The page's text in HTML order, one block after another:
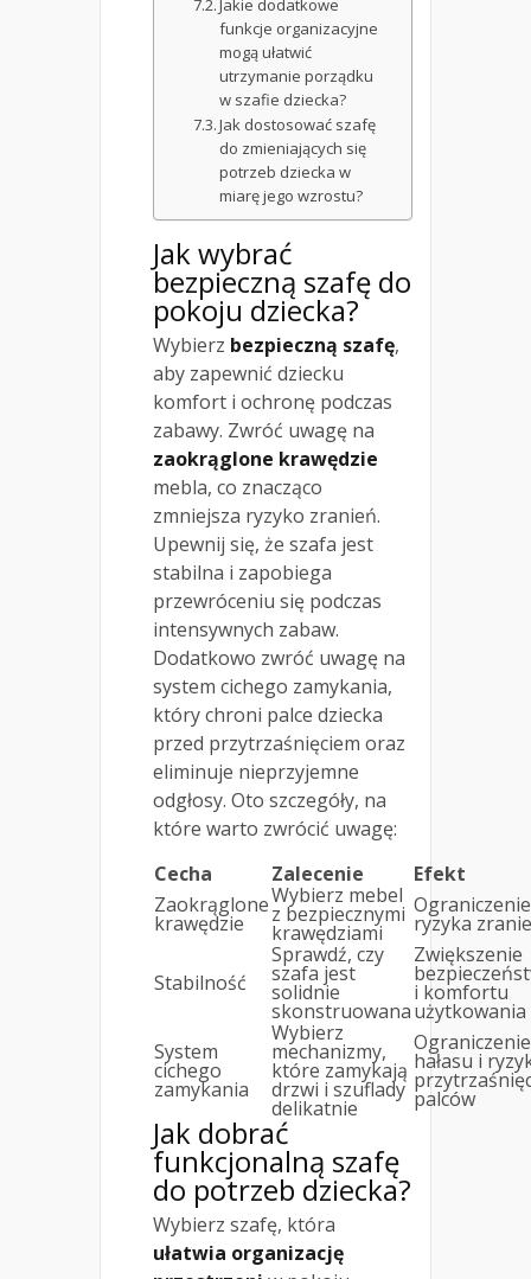
Jakie dodatkowe
funkcje organizacyjne
mogą ułatwić
utrzymanie porządku
w szafie dziecka?
Jak dostosować szafę
do zmieniających się
potrzeb dziecka w
miarę jego wzrostu?
Jak wybrać
bezpieczną szafę do
pokoju dziecka?
Wybierz bezpieczną szafę,
aby zapewnić dziecku
komfort i ochronę podczas
zabawy. Zwróć uwagę na
zaokrąglone krawędzie
mebla, co znacząco
zmniejsza ryzyko zranień.
Upewnij się, że szafa jest
stabilna i zapobiega
przewróceniu się podczas
intensywnych zabaw.
Dodatkowo zwróć uwagę na
system cichego zamykania,
który chroni palce dziecka
przed przytrzaśnięciem oraz
eliminuje nieprzyjemne
odgłosy. Oto szczegóły, na
które warto zwrócić uwagę:
Cecha
Zalecenie
Efekt
Zaokrąglone
krawędzie
Wybierz mebel
z bezpiecznymi
krawędziami
Ograniczenie
ryzyka
Stabilność
Sprawdź, czy
szafa jest
solidnie
skonstruowana
Zwiększenie
i komfortu
użytkowania
System
cichego
zamykania
Wybierz
mechanizmy,
które zamykają
drzwi i szuflady
delikatnie
Ograniczenie
hałasu i
palców
Jak dobrać
funkcjonalną szafę
do potrzeb dziecka?
Wybierz szafę, która
ułatwia organizację